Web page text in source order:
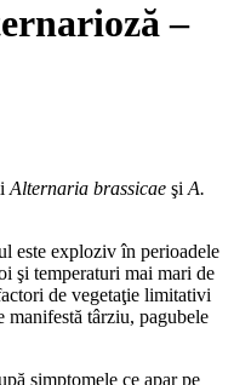
–
Alternaria brassicae şi A.
este exploziv în perioadele
şi temperaturi mai mari de
de vegetaţie limitativi
manifestă târziu, pagubele
simptomele ce apar pe